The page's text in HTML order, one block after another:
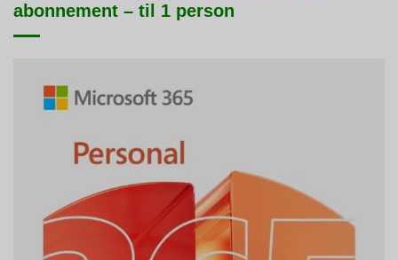
abonnement – til 1 person